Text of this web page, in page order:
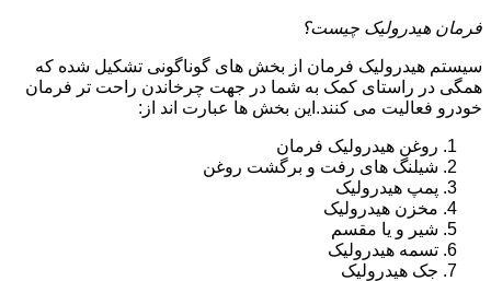
فرمان هیدرولیک چیست؟
سیستم هیدرولیک فرمان از بخش های گوناگونی تشکیل شده که
همگی در راستای کمک به شما در جهت چرخاندن راحت تر فرمان
خودرو فعالیت می کنند.این بخش ها عبارت اند از:
روغن هیدرولیک فرمان
شیلنگ های رفت و برگشت روغن
پمپ هیدرولیک
مخزن هیدرولیک
شیر و یا مقسم
تسمه هیدرولیک
جک هیدرولیک